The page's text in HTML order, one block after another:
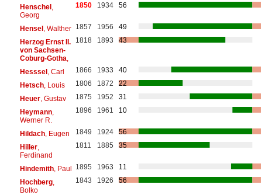
Henschel,
Georg
1850 1934 56
Hensel, Walther 1857 1956
49
Herzog Ernst II.
von Sachsen-
Coburg-Gotha
1818 1893 43
Hesssel, Carl 1866 1933
40
Hetsch, Louis 1806 1872
22
Heuer, Gustav 1875 1952
31
Heymann,
Werner R.
1896 1961 10
Hildach, Eugen 1849 1924
56
Hiller,
Ferdinand
1811 1885 35
Hindemith, Paul 1895 1963
11
Hochberg,
Bolko
1843 1926 56